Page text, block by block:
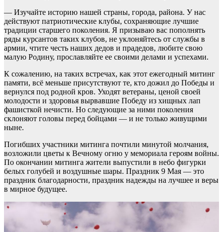
— Изучайте историю нашей страны, города, района. У нас
действуют патриотические клубы, сохраняющие лучшие
традиции старшего поколения. Я призываю вас пополнять
ряды курсантов таких клубов, не уклоняйтесь от службы в
армии, чтите честь наших дедов и прадедов, любите свою
малую Родину, прославляйте ее своими делами и успехами.
К сожалению, на таких встречах, как этот ежегодный митинг
памяти, всё меньше присутствуют те, кто дожил до Победы и
вернулся под родной кров. Уходят ветераны, ценой своей
молодости и здоровья вырвавшие Победу из хищных лап
фашисткой нечисти. Но следующие за ними поколения
склоняют головы перед бойцами — и не только живущими
ныне.
Погибших участники митинга почтили минутой молчания,
возложили цветы к Вечному огню у мемориала героям войны.
По окончании митинга жители выпустили в небо фигурки
белых голубей и воздушные шары. Праздник 9 Мая — это
праздник благодарности, праздник надежды на лучшее и веры
в мирное будущее.